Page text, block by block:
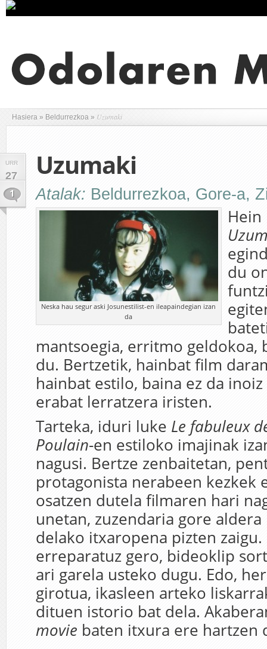
Hasiera » Beldurrezkoa » Uzumaki
URR
27
1
Uzumaki
Atalak: Beldurrezkoa, Gore-a,
Neska hau segur aski Josunestilist-en ileapaindegian izan
da
Hein
du
mantsoegia, erritmo geldokoa,
du. Bertzetik, hainbat film
hainbat estilo, baina ez da
erabat lerratzera iristen.
Tarteka, iduri luke Le fabuleux
Poulain-en estiloko imajinak
nagusi. Bertze zenbaitetan,
protagonista nerabeen kezkek
osatzen dutela filmaren hari
unetan, zuzendaria gore
delako itxaropena pizten zaigu.
erreparatuz gero, bideoklip
ari garela usteko dugu. Edo,
girotua, ikasleen arteko
dituen istorio bat dela.
movie baten itxura ere hartzen